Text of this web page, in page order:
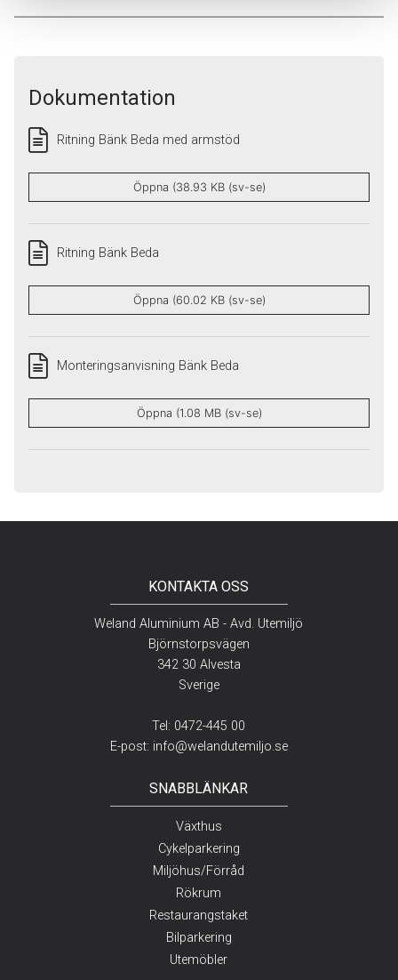
Dokumentation
Ritning Bänk Beda med armstöd
Öppna (38.93 KB (sv-se)
Ritning Bänk Beda
Öppna (60.02 KB (sv-se)
Monteringsanvisning Bänk Beda
Öppna (1.08 MB (sv-se)
KONTAKTA OSS
Weland Aluminium AB - Avd. Utemiljö
Björnstorpsvägen
342 30 Alvesta
Sverige
Tel: 0472-445 00
E-post: info@welandutemiljo.se
SNABBLÄNKAR
Växthus
Cykelparkering
Miljöhus/Förråd
Rökrum
Restaurangstaket
Bilparkering
Utemöbler